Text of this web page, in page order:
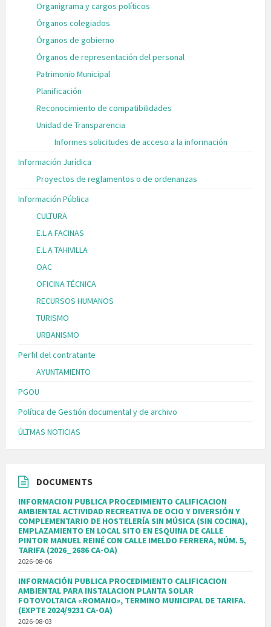
Organigrama y cargos políticos
Órganos colegiados
Órganos de gobierno
Órganos de representación del personal
Patrimonio Municipal
Planificación
Reconocimiento de compatibilidades
Unidad de Transparencia
Informes solicitudes de acceso a la información
Información Jurídica
Proyectos de reglamentos o de ordenanzas
Información Pública
CULTURA
E.L.A FACINAS
E.L.A TAHIVILLA
OAC
OFICINA TÉCNICA
RECURSOS HUMANOS
TURISMO
URBANISMO
Perfil del contratante
AYUNTAMIENTO
PGOU
Política de Gestión documental y de archivo
ÚLTMAS NOTICIAS
DOCUMENTS
INFORMACION PUBLICA PROCEDIMIENTO CALIFICACION
AMBIENTAL ACTIVIDAD RECREATIVA DE OCIO Y DIVERSIÓN Y
COMPLEMENTARIO DE HOSTELERÍA SIN MÚSICA (SIN COCINA),
EMPLAZAMIENTO EN LOCAL SITO EN ESQUINA DE CALLE
PINTOR MANUEL REINÉ CON CALLE IMELDO FERRERA, NÚM. 5,
TARIFA (2026_2686 CA-OA)
2026-08-06
INFORMACIÓN PUBLICA PROCEDIMIENTO CALIFICACION
AMBIENTAL PARA INSTALACION PLANTA SOLAR
FOTOVOLTAICA «ROMANO», TERMINO MUNICIPAL DE TARIFA.
(EXPTE 2024/9231 CA-OA)
2026-08-03